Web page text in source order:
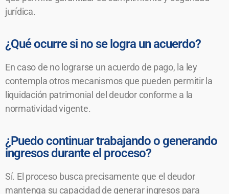
jurídica.
¿Qué ocurre si no se logra un acuerdo?
En caso de no lograrse un acuerdo de pago, la ley
contempla otros mecanismos que pueden permitir la
liquidación patrimonial del deudor conforme a la
normatividad vigente.
¿Puedo continuar trabajando o generando
ingresos durante el proceso?
Sí. El proceso busca precisamente que el deudor
mantenga su capacidad de generar ingresos para